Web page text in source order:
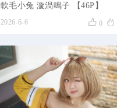
軟毛小兔 漩渦鳴子 【46P】
2026-6-6  0 